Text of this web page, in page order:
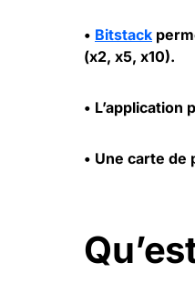
• Bitstack
(x2, x5, x10).
•
• Une carte